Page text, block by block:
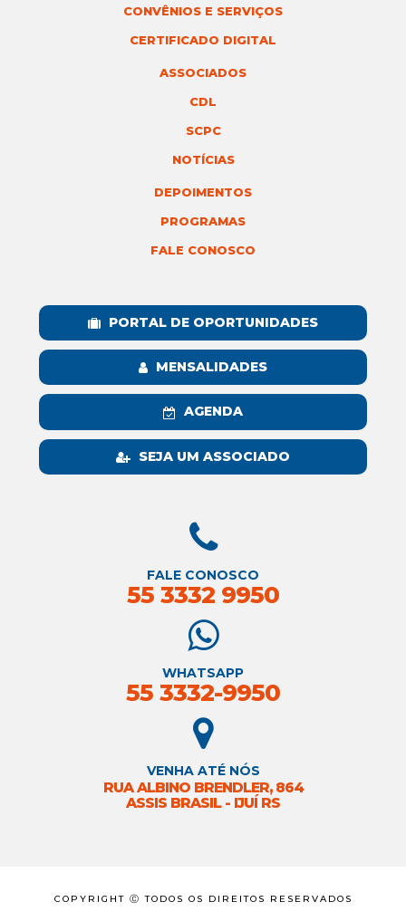
CONVÊNIOS E SERVIÇOS
CERTIFICADO DIGITAL
ASSOCIADOS
CDL
SCPC
NOTÍCIAS
DEPOIMENTOS
PROGRAMAS
FALE CONOSCO
PORTAL DE OPORTUNIDADES
MENSALIDADES
AGENDA
SEJA UM ASSOCIADO
FALE CONOSCO
55 3332 9950
WHATSAPP
55 3332-9950
VENHA ATÉ NÓS
RUA ALBINO BRENDLER, 864
ASSIS BRASIL - IJUÍ RS
COPYRIGHT Ⓒ TODOS OS DIREITOS RESERVADOS